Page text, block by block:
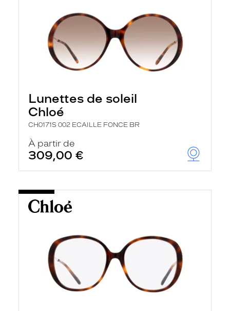
Lunettes de soleil
Chloé
CH0171S 002 ECAILLE FONCE BR
À partir de
309,00 €